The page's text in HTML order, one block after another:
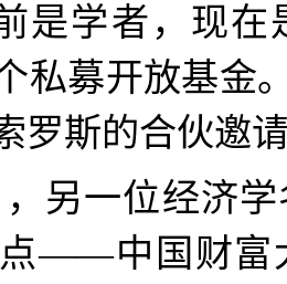
是学者，现在
私募开放基金
罗斯的合伙邀
，另一位经济
——中国财富